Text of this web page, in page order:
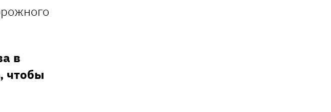
в
чтобы